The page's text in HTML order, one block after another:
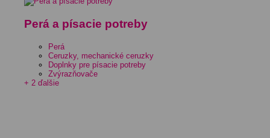
Perá a písacie potreby
Perá
Ceruzky, mechanické ceruzky
Doplnky pre písacie potreby
Zvýrazňovače
+ 2 ďalšie